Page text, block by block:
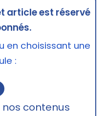
article est réservé
en choisissant une
:
contenus